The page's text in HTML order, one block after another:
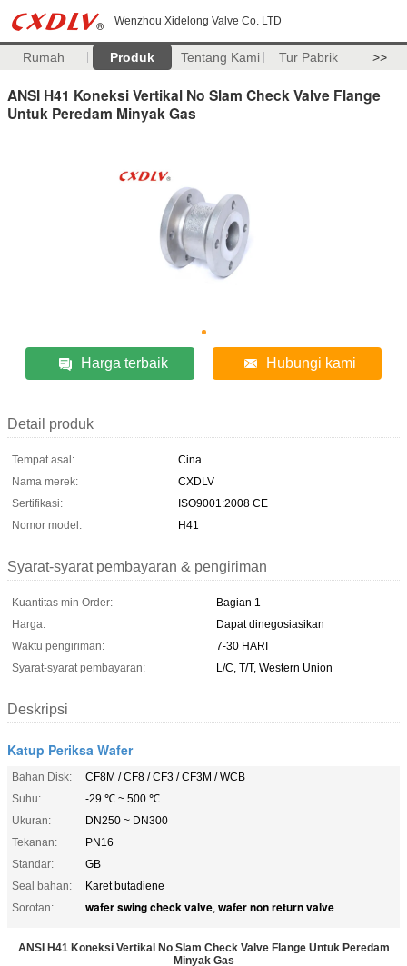
Wenzhou Xidelong Valve Co. LTD
Rumah Produk Tentang Kami Tur Pabrik >>
ANSI H41 Koneksi Vertikal No Slam Check Valve Flange
Untuk Peredam Minyak Gas
Harga terbaik Hubungi kami
Detail produk
Tempat asal:
Cina
Nama merek:
CXDLV
Sertifikasi:
ISO9001:2008 CE
Nomor model:
H41
Syarat-syarat pembayaran & pengiriman
Kuantitas min Order:
Bagian 1
Harga:
Dapat dinegosiasikan
Waktu pengiriman:
7-30 HARI
Syarat-syarat pembayaran:
L/C, T/T, Western Union
Deskripsi
Katup Periksa Wafer
Bahan Disk:
CF8M / CF8 / CF3 / CF3M / WCB
Suhu:
-29 ℃ ~ 500 ℃
Ukuran:
DN250 ~ DN300
Tekanan:
PN16
Standar:
GB
Seal bahan:
Karet butadiene
Sorotan:
wafer swing check valve, wafer non return valve
ANSI H41 Koneksi Vertikal No Slam Check Valve Flange Untuk Peredam
Minyak Gas